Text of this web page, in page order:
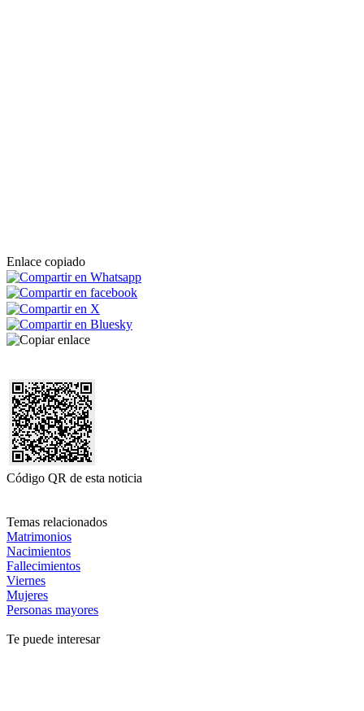
Enlace copiado
Código QR de esta noticia
Temas relacionados
Matrimonios
Nacimientos
Fallecimientos
Viernes
Mujeres
Personas mayores
Te puede interesar